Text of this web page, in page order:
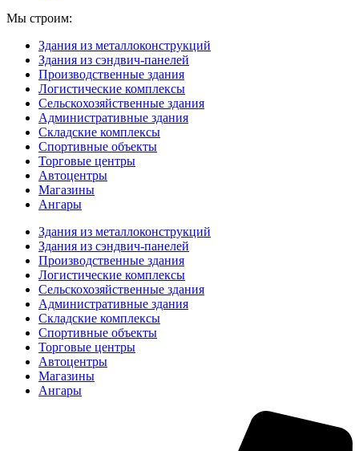
Мы строим:
Здания из металлоконструкций
Здания из сэндвич-панелей
Производственные здания
Логистические комплексы
Сельскохозяйственные здания
Административные здания
Складские комплексы
Спортивные объекты
Торговые центры
Автоцентры
Магазины
Ангары
Здания из металлоконструкций
Здания из сэндвич-панелей
Производственные здания
Логистические комплексы
Сельскохозяйственные здания
Административные здания
Складские комплексы
Спортивные объекты
Торговые центры
Автоцентры
Магазины
Ангары